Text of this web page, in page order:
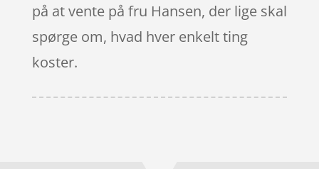
på at vente på fru Hansen, der lige skal
spørge om, hvad hver enkelt ting
koster.